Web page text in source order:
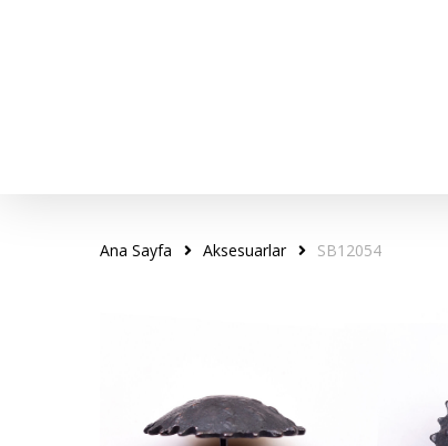
Ana Sayfa Aksesuarlar SB12054